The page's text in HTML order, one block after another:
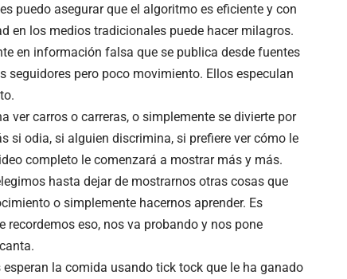
puedo asegurar que el algoritmo es eficiente y con
en los medios tradicionales puede hacer milagros.
en información falsa que se publica desde fuentes
seguidores pero poco movimiento. Ellos especulan
ver carros o carreras, o simplemente se divierte por
si odia, si alguien discrimina, si prefiere ver cómo le
completo le comenzará a mostrar más y más.
hasta dejar de mostrarnos otras cosas que
o simplemente hacernos aprender. Es
eso, nos va probando y nos pone
la comida usando tick tock que le ha ganado